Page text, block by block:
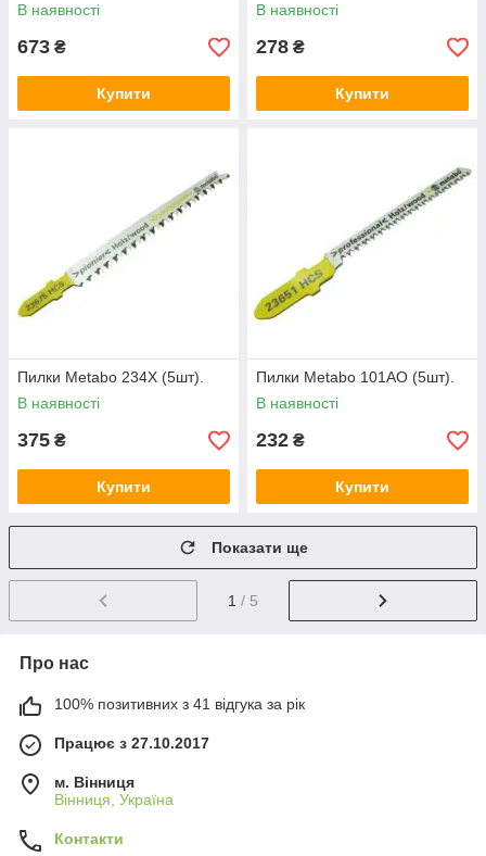
В наявності
673 ₴
Купити
В наявності
278 ₴
Купити
Пилки Metabo 234Х (5шт).
В наявності
375 ₴
Купити
Пилки Metabo 101AO (5шт).
В наявності
232 ₴
Купити
Показати ще
1 / 5
Про нас
100% позитивних з 41 відгука за рік
Працює з 27.10.2017
м. Вінниця
Вінниця, Україна
Контакти